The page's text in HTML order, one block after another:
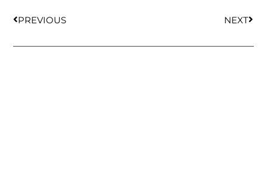
PREVIOUS NEXT